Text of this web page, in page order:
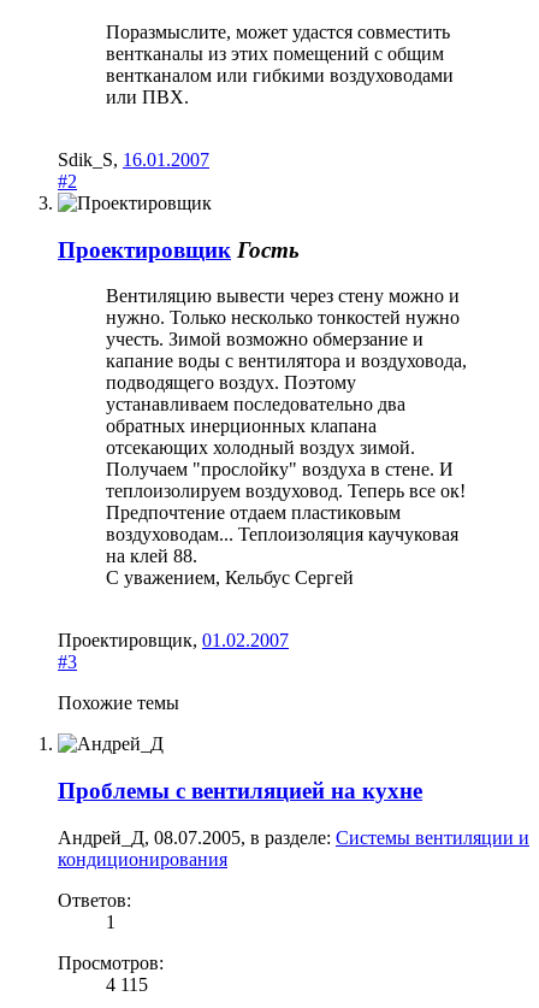
Поразмыслите, может удастся совместить
вентканалы из этих помещений с общим
вентканалом или гибкими воздуховодами
или ПВХ.
Sdik_S, 16.01.2007
#2
Проектировщик Гость
Вентиляцию вывести через стену можно и
нужно. Только несколько тонкостей нужно
учесть. Зимой возможно обмерзание и
капание воды с вентилятора и воздуховода,
подводящего воздух. Поэтому
устанавливаем последовательно два
обратных инерционных клапана
отсекающих холодный воздух зимой.
Получаем "прослойку" воздуха в стене. И
теплоизолируем воздуховод. Теперь все ок!
Предпочтение отдаем пластиковым
воздуховодам... Теплоизоляция каучуковая
на клей 88.
С уважением, Кельбус Сергей
Проектировщик, 01.02.2007
#3
Похожие темы
Проблемы с вентиляцией на кухне
Андрей_Д, 08.07.2005, в разделе: Системы вентиляции и
кондиционирования
Ответов:
1
Просмотров:
4 115